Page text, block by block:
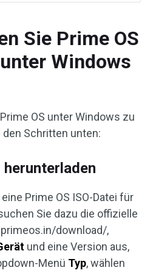
Sie Prime OS
Windows
OS unter Windows zu
den Schritten unten:
herunterladen
Prime OS ISO-Datei für
Sie dazu die offizielle
download/,
und eine Version aus,
Menü Typ, wählen